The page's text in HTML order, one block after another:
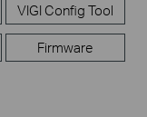
VIGI Config Tool
Firmware